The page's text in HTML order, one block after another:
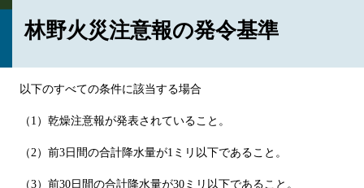
林野火災注意報の発令基準
以下のすべての条件に該当する場合
（1）乾燥注意報が発表されていること。
（2）前3日間の合計降水量が1ミリ以下であること。
（3）前30日間の合計降水量が30ミリ以下であること。